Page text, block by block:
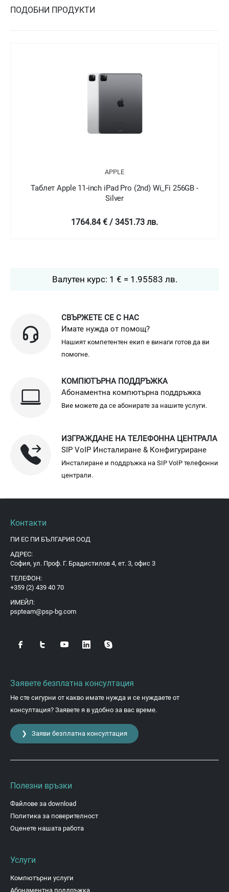
ПОДОБНИ ПРОДУКТИ
APPLE
Таблет Apple 11-inch iPad Pro (2nd) Cellular 256GB -
Space Grey
2061.78 € / 4032.49 лв.
Валутен курс: 1 € = 1.95583 лв.
СВЪРЖЕТЕ СЕ С НАС
Имате нужда от помощ?
Нашият компетентен екип е винаги готов да ви
помогне.
КОМПЮТЪРНА ПОДДРЪЖКА
Абонаментна компютърна поддръжка
Вие можете да се абонирате за нашите услуги.
ИЗГРАЖДАНЕ НА ТЕЛЕФОННА ЦЕНТРАЛА
SIP VoIP Инсталиране & Конфигуриране
Инсталиране и поддръжка на SIP VoIP телефонни
централи.
Контакти
ПИ ЕС ПИ БЪЛГАРИЯ ООД
АДРЕС:
София, ул. Проф. Г. Брадистилов 4, ет. 3, офис 3
ТЕЛЕФОН:
+359 (2) 439 40 70
ИМЕЙЛ:
pspteam@psp-bg.com
Заявете безплатна консултация
Не сте сигурни от какво имате нужда и се нуждаете от
консултация? Заявете я в удобно за вас време.
❯ Заяви безплатна консултация
Полезни връзки
Файлове за download
Политика за поверителност
Оценете нашата работа
Услуги
Компютърни услуги
Абонаментна поддръжка